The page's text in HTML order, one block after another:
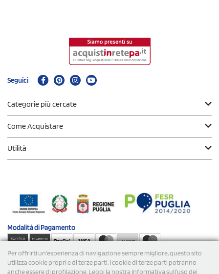
Per offrirti un'esperienza di navigazione sempre migliore, questo sito
utilizza cookie propri e di terze parti. I cookie di terze parti potranno
anche essere di profilazione. Leggi la nostra Informativa sull’uso dei
Seguici
Categorie più cercate
Come Acquistare
Utilità
Modalità diPagamento
Spedizioni